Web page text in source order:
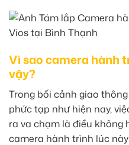
Vì sao camera hành
vậy?
Trong bối cảnh giao
phức tạp như hiện nay,
ra va chạm là điều không
camera hành trình lúc